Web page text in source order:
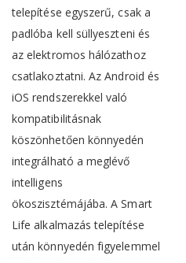
telepítése egyszerű, csak a
padlóba kell süllyeszteni és
az elektromos hálózathoz
csatlakoztatni. Az Android és
iOS rendszerekkel való
kompatibilitásnak
köszönhetően könnyedén
integrálható a meglévő
intelligens
ökoszisztémájába. A Smart
Life alkalmazás telepítése
után könnyedén figyelemmel